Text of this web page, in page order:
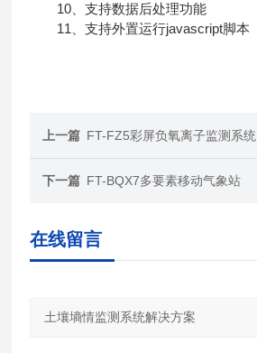
10、支持数据后处理功能
11、支持外置运行javascript脚本
上一篇 FT-FZ5彩屏负氧离子监测系统
下一篇 FT-BQX7多要素移动气象站
在线留言